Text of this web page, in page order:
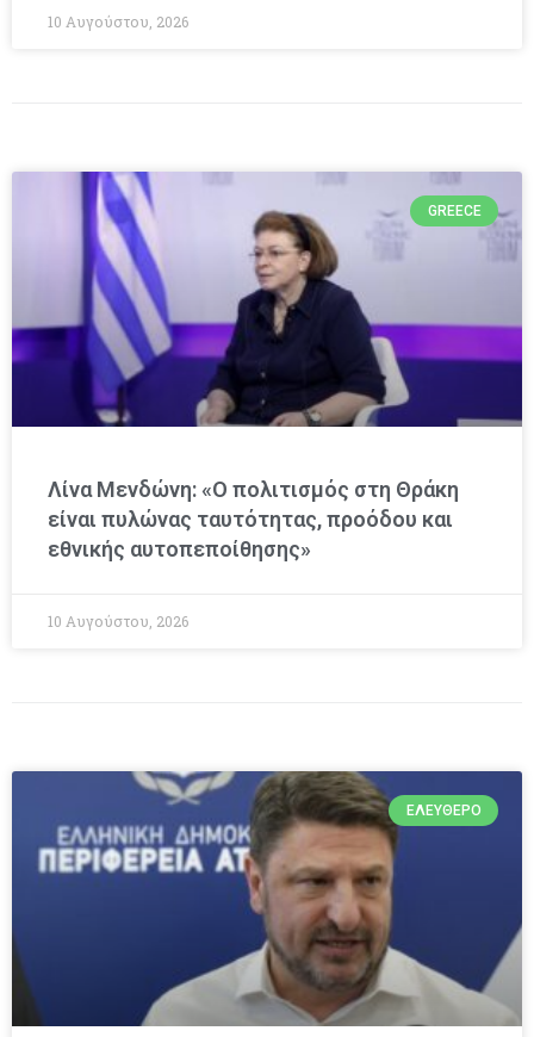
10 Αυγούστου, 2026
GREECE
Λίνα Μενδώνη: «Ο πολιτισμός στη Θράκη
είναι πυλώνας ταυτότητας, προόδου και
εθνικής αυτοπεποίθησης»
10 Αυγούστου, 2026
ΕΛΕΎΘΕΡΟ